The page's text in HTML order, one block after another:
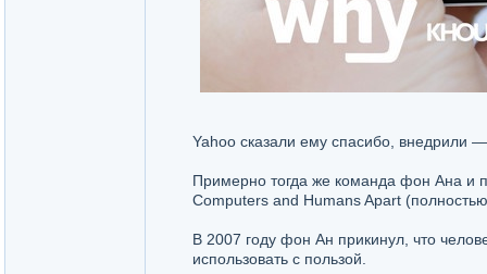
Yahoo сказали ему спасибо, внедрили
Примерно тогда же команда фон Ана и
Computers and Humans Apart
В 2007 году фон Ан прикинул, что
использовать с пользой.